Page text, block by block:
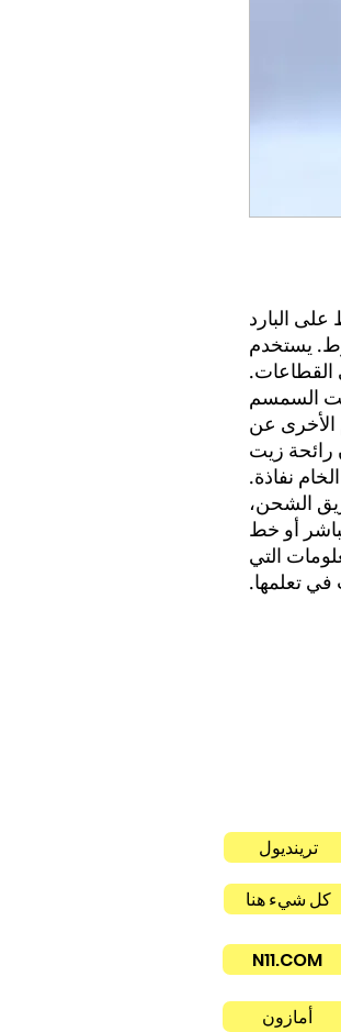
البارد
يستخدم
السمسم
الأخرى عن
رائحة زيت
نفاذة.
الشحن،
أو خط
التي
تعلمها.
ترينديول
كل شيء هنا
N11.COM
أمازون